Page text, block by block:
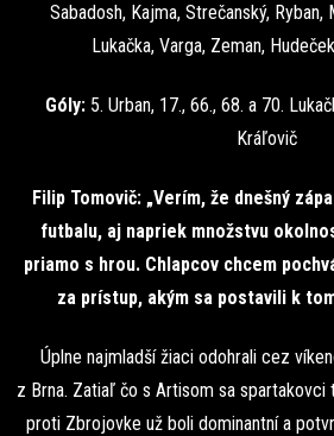
Sabadosh, Kajma, Strečanský, Ryban,
Lukačka, Varga, Zeman,
Góly: 5. Urban, 17., 66., 68. a 70.
Kráľovič
Filip Tomovič: „Verím, že dnešný
futbalu, aj napriek množstvu
priamo s hrou. Chlapcov chcem
za prístup, akým sa postavili k
Úplne najmladší žiaci odohrali cez
z Brna. Zatiaľ čo s Artisom sa spartakovci
proti Zbrojovke už boli dominantní a